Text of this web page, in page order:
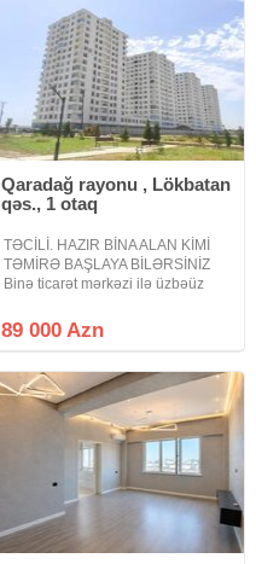
Qaradağ rayonu , Lökbatan
qəs., 1 otaq
TƏCİLİ. HAZIR BİNA ALAN KİMİ
TƏMİRƏ BAŞLAYA BİLƏRSİNİZ
Binə ticarət mərkəzi ilə üzbəüz
kompleksində 18 mərtəbəli binada
3 cü mərtəbədə 65 kv m olan 1
Studio
89 000 Azn